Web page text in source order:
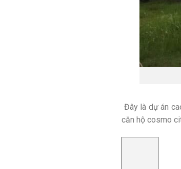
Đây là dự án
căn hộ cosmo